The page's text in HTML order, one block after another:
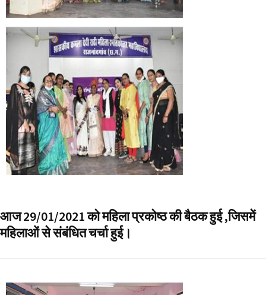
आज 29/01/2021 को महिला प्रकोष्ठ की बैठक हुई ,जिसमें
महिलाओं से संबंधित चर्चा हुई।